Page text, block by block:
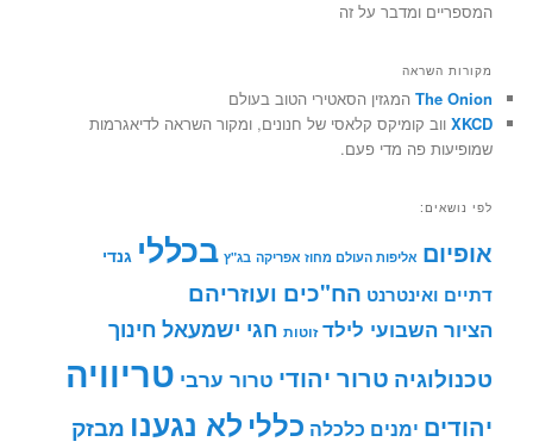
המספריים ומדבר על זה
מקורות השראה
The Onion המגזין הסאטירי הטוב בעולם
XKCD ווב קומיקס קלאסי של חנונים, ומקור השראה לדיאגרמות
שמופיעות פה מדי פעם.
לפי נושאים:
אופיום אליפות העולם מחוז אפריקה בג"ץ בכללי גנדי
דתיים ואינטרנט הח"כים ועוזריהם
הציור השבועי לילד זוטות חגי ישמעאל חינוך
טכנולוגיה טרור יהודי טרור ערבי טריוויה
יהודים ימנים כלכלה כללי לא נגענו מבזק